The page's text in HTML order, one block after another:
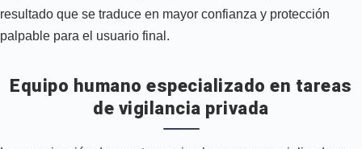
resultado que se traduce en mayor confianza y protección
palpable para el usuario final.
Equipo humano especializado en tareas
de vigilancia privada